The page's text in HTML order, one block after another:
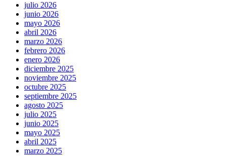
julio 2026
junio 2026
mayo 2026
abril 2026
marzo 2026
febrero 2026
enero 2026
diciembre 2025
noviembre 2025
octubre 2025
septiembre 2025
agosto 2025
julio 2025
junio 2025
mayo 2025
abril 2025
marzo 2025